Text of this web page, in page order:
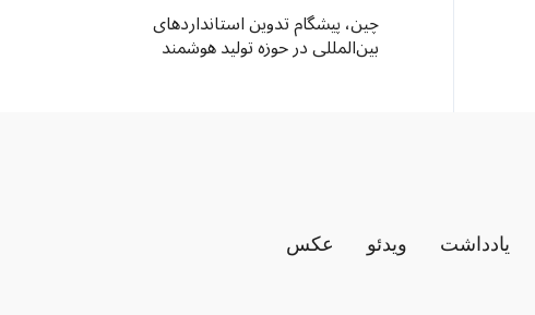
چین، پیشگام تدوین استانداردهای
بین‌المللی در حوزه تولید هوشمند
یادداشت ویدئو عکس